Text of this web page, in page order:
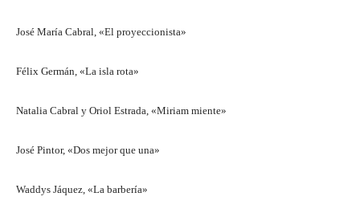
José María Cabral, «El proyeccionista»
Félix Germán, «La isla rota»
Natalia Cabral y Oriol Estrada, «Miriam miente»
José Pintor, «Dos mejor que una»
Waddys Jáquez, «La barbería»